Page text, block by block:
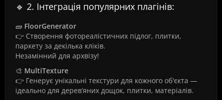
🔹 2. Інтеграція популярних плагінів:
🧱 FloorGenerator
👉 Створення фотореалістичних підлог, плитки,
паркету за декілька кліків.
Незамінний для архвізу!
🎨 MultiTexture
👉 Генерує унікальні текстури для кожного об'єкта —
ідеально для дерев’яних дощок, плитки, матеріалів.